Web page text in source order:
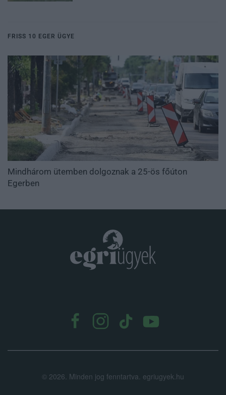
FRISS 10 EGER ÜGYE
Mindhárom ütemben dolgoznak a 25-ös főúton
Egerben
© 2026. Minden jog fenntartva. egriugyek.hu